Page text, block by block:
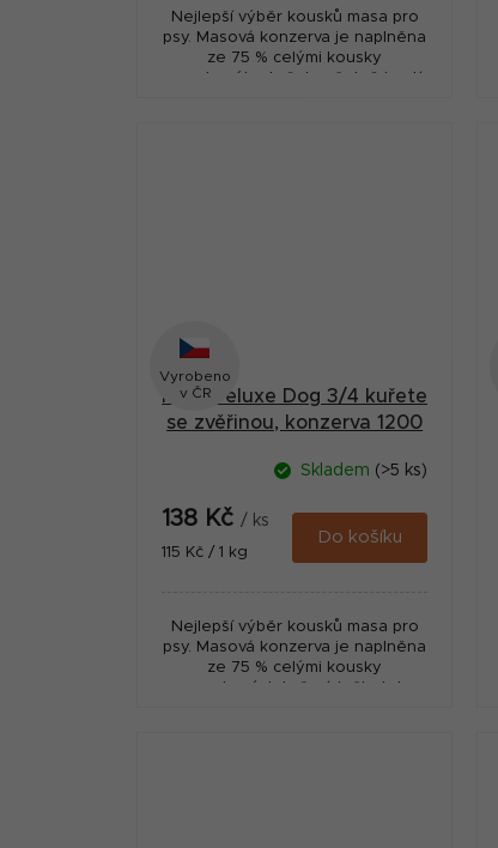
Nejlepší výběr kousků masa pro
psy. Masová konzerva je naplněna
ze 75 % celými kousky
nasekaného kuřete včetně kostí
Vyrobeno
v ČR
MAX Deluxe Dog 3/4 kuřete
se zvěřinou, konzerva 1200
Skladem (>5 ks)
138 Kč / ks
Měrná
115 Kč / 1 kg
Do košíku
Nejlepší výběr kousků masa pro
psy. Masová konzerva je naplněna
ze 75 % celými kousky
nasekaných kuřecích čtvrtek